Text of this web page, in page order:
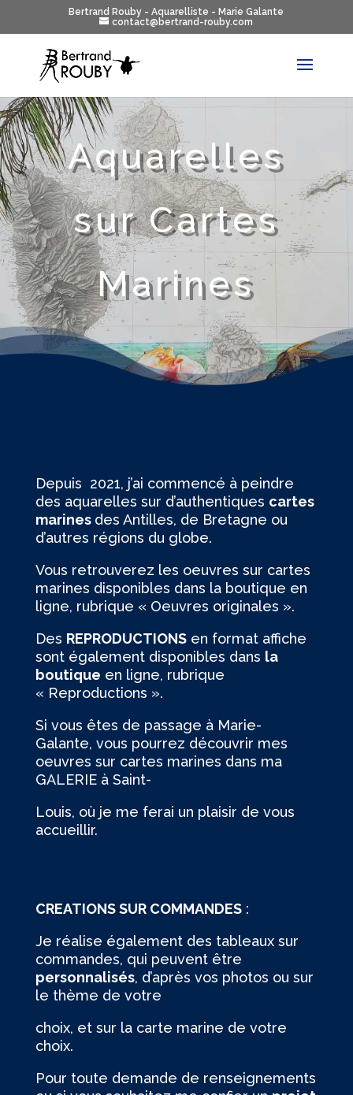
Bertrand Rouby - Aquarelliste - Marie Galante
contact@bertrand-rouby.com
Aquarelles
sur Cartes
Marines
Depuis 2021, j’ai commencé à peindre
des aquarelles sur d’authentiques cartes
marines des Antilles, de Bretagne ou
d’autres régions du globe.
Vous retrouverez les oeuvres sur cartes
marines disponibles dans la boutique en
ligne, rubrique « Oeuvres originales ».
Des REPRODUCTIONSen format affiche
sont également disponibles dans la
boutique en ligne, rubrique
« Reproductions ».
Si vous êtes de passage à Marie-
Galante, vous pourrez découvrir mes
oeuvres sur cartes marines dans ma
GALERIE à Saint-
Louis, où je me ferai un plaisir de vous
accueillir.
CREATIONS SUR COMMANDES:
Je réalise également des tableaux sur
commandes, qui peuvent être
personnalisés, d’après vos photos ou sur
le thème de votre
choix, et sur la carte marine de votre
choix.
Pour toute demande de renseignements